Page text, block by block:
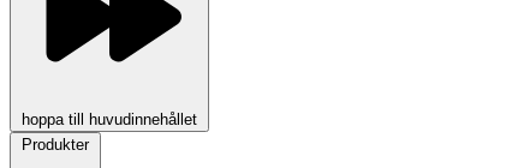
hoppa till huvudinnehållet
Produkter